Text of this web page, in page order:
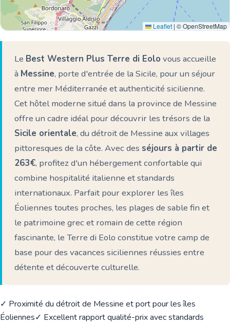
Leaflet | © OpenStreetMap
Le Best Western Plus Terre di Eolo vous accueille
à Messine, porte d'entrée de la Sicile, pour un séjour
entre mer Méditerranée et authenticité sicilienne.
Cet hôtel moderne situé dans la province de Messine
offre un cadre idéal pour découvrir les trésors de la
Sicile orientale, du détroit de Messine aux villages
pittoresques de la côte. Avec des séjours à partir de
263€, profitez d'un hébergement confortable qui
combine hospitalité italienne et standards
internationaux. Parfait pour explorer les îles
Éoliennes toutes proches, les plages de sable fin et
le patrimoine grec et romain de cette région
fascinante, le Terre di Eolo constitue votre camp de
base pour des vacances siciliennes réussies entre
détente et découverte culturelle.
✓ Proximité du détroit de Messine et port pour les îles
Éoliennes✓ Excellent rapport qualité-prix avec standards